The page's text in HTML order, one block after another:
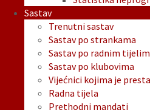
Sastav
Trenutni sastav
Sastav po strankama
Sastav po radnim
Sastav po klubovima
Vijećnici kojima je
Radna tijela
Prethodni mandati